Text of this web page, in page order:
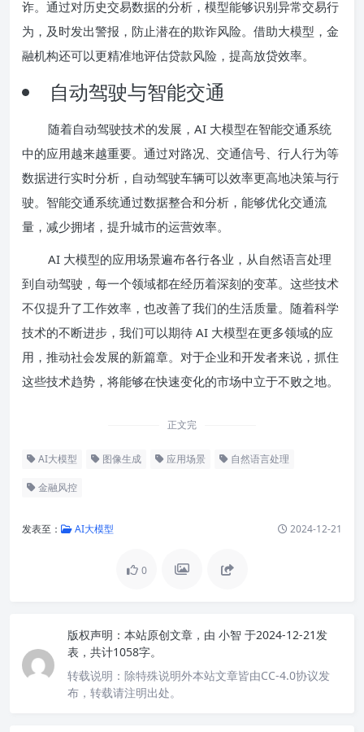
诈。通过对历史交易数据的分析，模型能够识别异常交易行
为，及时发出警报，防止潜在的欺诈风险。借助大模型，金
融机构还可以更精准地评估贷款风险，提高放贷效率。
自动驾驶与智能交通
随着自动驾驶技术的发展，AI 大模型在智能交通系统
中的应用越来越重要。通过对路况、交通信号、行人行为等
数据进行实时分析，自动驾驶车辆可以效率更高地决策与行
驶。智能交通系统通过数据整合和分析，能够优化交通流
量，减少拥堵，提升城市的运营效率。
AI 大模型的应用场景遍布各行各业，从自然语言处理
到自动驾驶，每一个领域都在经历着深刻的变革。这些技术
不仅提升了工作效率，也改善了我们的生活质量。随着科学
技术的不断进步，我们可以期待 AI 大模型在更多领域的应
用，推动社会发展的新篇章。对于企业和开发者来说，抓住
这些技术趋势，将能够在快速变化的市场中立于不败之地。
正文完
AI大模型 图像生成 应用场景 自然语言处理
金融风控
发表至： AI大模型 2024-12-21
0
版权声明： 本站原创文章，由 小智 于2024-12-21发
表，共计1058字。
转载说明： 除特殊说明外本站文章皆由CC-4.0协议发
布，转载请注明出处。